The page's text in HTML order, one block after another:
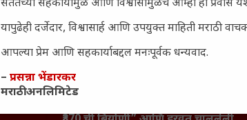
सामान्य आजारांवर गावठी उपाय – घरच्या
घरी मिळवा प्राथमिक आराम
आजच्या युगातील तरुण पिढी कुठे हरवली?
महाराष्ट्रातील किल्ल्यांचे महत्त्व : स्वराज्याच्या
वैभवशाली इतिहासाचे साक्षीदार
सततच्या सहकार्यामुळे आणि विश्वासामुळेच आम्ही हा
यापुढेही दर्जेदार, विश्वासार्ह आणि उपयुक्त माहिती मराठी
आपल्या प्रेम आणि सहकार्याबद्दल मनःपूर्वक धन्यवाद.
– प्रसन्ना भेंडारकर
मराठी अनलिमिटेड